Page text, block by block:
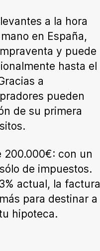
a la hora
en España,
y puede
hasta el
a
pueden
de su primera
200.000€: con un
de impuestos.
actual, la factura
para destinar a
hipoteca.